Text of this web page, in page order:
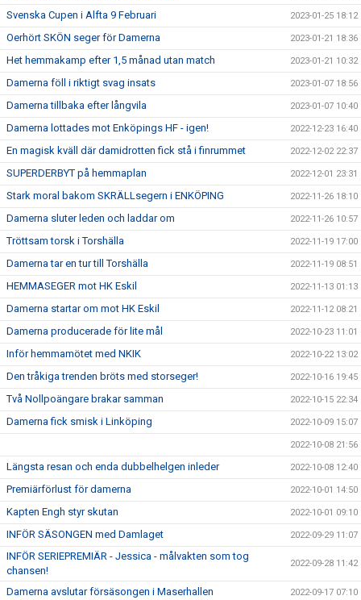
Svenska Cupen i Alfta 9 Februari 2023-01-25 18:12
Oerhört SKÖN seger för Damerna 2023-01-21 18:36
Het hemmakamp efter 1,5 månad utan match 2023-01-21 10:32
Damerna föll i riktigt svag insats 2023-01-07 18:56
Damerna tillbaka efter långvila 2023-01-07 10:40
Damerna lottades mot Enköpings HF - igen! 2022-12-23 16:40
En magisk kväll där damidrotten fick stå i finrummet 2022-12-02 22:37
SUPERDERBYT på hemmaplan 2022-12-01 23:31
Stark moral bakom SKRÄLLsegern i ENKÖPING 2022-11-26 18:10
Damerna sluter leden och laddar om 2022-11-26 10:57
Tröttsam torsk i Torshälla 2022-11-19 17:00
Damerna tar en tur till Torshälla 2022-11-19 08:51
HEMMASEGER mot HK Eskil 2022-11-13 01:13
Damerna startar om mot HK Eskil 2022-11-12 08:21
Damerna producerade för lite mål 2022-10-23 11:01
Inför hemmamötet med NKIK 2022-10-22 13:02
Den tråkiga trenden bröts med storseger! 2022-10-16 19:45
Två Nollpoängare brakar samman 2022-10-15 22:34
Damerna fick smisk i Linköping 2022-10-09 15:07
2022-10-08 21:56
Längsta resan och enda dubbelhelgen inleder 2022-10-08 12:40
Premiärförlust för damerna 2022-10-01 14:50
Kapten Engh styr skutan 2022-10-01 09:10
INFÖR SÄSONGEN med Damlaget 2022-09-29 11:07
INFÖR SERIEPREMIÄR - Jessica - målvakten som tog
chansen!
2022-09-28 11:42
Damerna avslutar försäsongen i Maserhallen 2022-09-17 07:10